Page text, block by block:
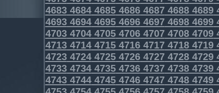
4683468446854686468746884689
4693469446954696469746984699
4703470447054706470747084709
4713471447154716471747184719
4723472447254726472747284729
4733473447354736473747384739
4743474447454746474747484749